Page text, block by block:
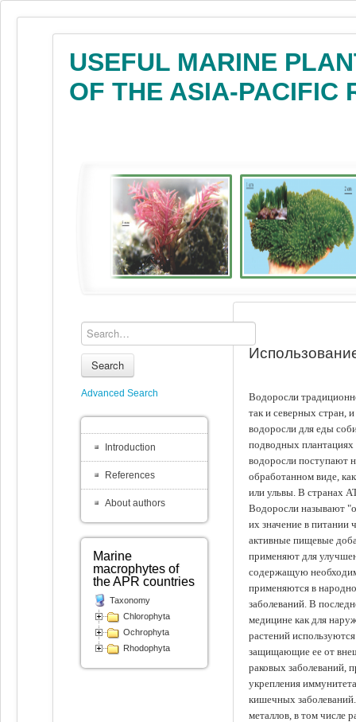
USEFUL MARINE
OF THE ASIA-PACIFIC
Водоросли
так и северных стран,
водоросли для еды
подводных
водоросли поступают
обработанном виде,
или ульвы. В странах
Водоросли называют
их значение в питании
активные пищевые
применяют для
содержащую
применяются в
заболеваний. В
медицине как для
растений
защищающие ее от
раковых заболеваний,
укрепления
кишечных
металлов, в том числе
Search
Advanced Search
Introduction
References
About authors
Marine
macrophytes of
the APR countries
Taxonomy
Chlorophyta
Ochrophyta
Rhodophyta